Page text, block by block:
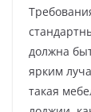
должна
ярким
такая